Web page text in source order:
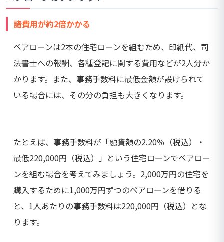
諸費用が約2倍かかる
ペアローンは2本の住宅ローンを組むため、印紙代、司
法書士への報酬、各種登記に関する費用などが2人分か
かります。また、事務手数料に最低金額が設けられて
いる場合には、その分の負担も大きくなります。
たとえば、事務手数料が「融資額の2.20％（税込）・
最低220,000円（税込）」という住宅ローンでペアロー
ンを組む場合を考えてみましょう。2,000万円の住宅を
購入するために1,000万円ずつのペアローンを借りる
と、1人あたりの事務手数料は220,000円（税込）とな
ります。